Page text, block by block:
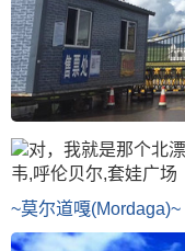
~莫尔道嘎(Mordaga)~